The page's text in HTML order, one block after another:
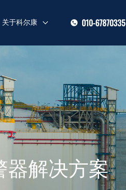
关于科尔康 010-67870335
器解决方案